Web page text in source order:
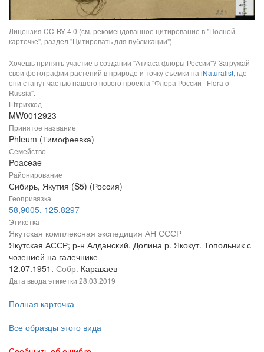
Лицензия CC-BY 4.0 (см. рекомендованное цитирование в "Полной
карточке", раздел "Цитировать для публикации")
Хочешь принять участие в создании "Атласа флоры России"? Загружай
свои фотографии растений в природе и точку съемки на iNaturalist, где
они станут частью нашего нового проекта "Флора России | Flora of
Russia".
Штрихкод
MW0012923
Принятое название
Phleum (Тимофеевка)
Семейство
Poaceae
Районирование
Сибирь, Якутия (S5) (Россия)
Геопривязка
58,9005, 125,8297
Этикетка
Якутская комплексная экспедиция АН СССР
Якутская АССР; р-н Алданский. Долина р. Якокут. Топольник с
чозенией на галечнике
12.07.1951. Собр. Караваев
Дата ввода этикетки 28.03.2019
Полная карточка
Все образцы этого вида